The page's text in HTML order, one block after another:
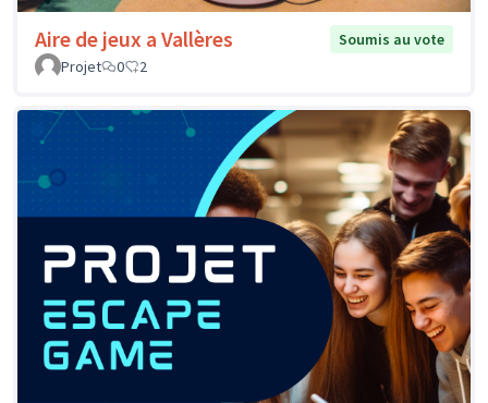
Aire de jeux a Vallères
Soumis au vote
Projet
0 2